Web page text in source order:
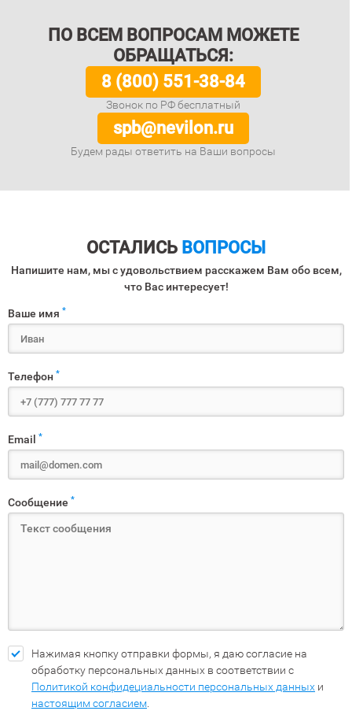
ПО ВСЕМ ВОПРОСАМ МОЖЕТЕ
ОБРАЩАТЬСЯ:
8 (800) 551-38-84
Звонок по РФ бесплатный
spb@nevilon.ru
Будем рады ответить на Ваши вопросы
ОСТАЛИСЬ ВОПРОСЫ
Напишите нам, мы с удовольствием расскажем Вам обо всем,
что Вас интересует!
Ваше имя *
Телефон *
Email *
Сообщение *
Нажимая кнопку отправки формы, я даю согласие на
обработку персональных данных в соответствии с
Политикой конфидециальности персональных данных и
настоящим согласием